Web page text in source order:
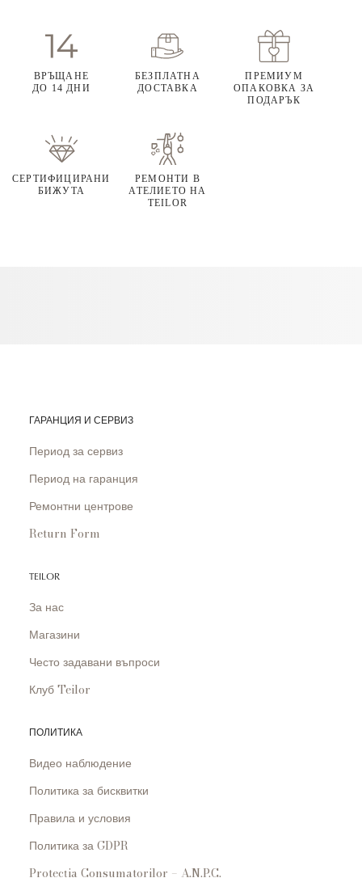
ВРЪЩАНЕ
ДО 14 ДНИ
БЕЗПЛАТНА
ДОСТАВКА
ПРЕМИУМ
ОПАКОВКА ЗА
ПОДАРЪК
СЕРТИФИЦИРАНИ
БИЖУТА
РЕМОНТИ В
АТЕЛИЕТО НА
TEILOR
ГАРАНЦИЯ И СЕРВИЗ
Период за сервиз
Период на гаранция
Ремонтни центрове
Return Form
TEILOR
За нас
Магазини
Често задавани въпроси
Клуб Teilor
ПОЛИТИКА
Видео наблюдение
Политика за бисквитки
Правила и условия
Политика за GDPR
Protecția Consumatorilor – A.N.P.C.